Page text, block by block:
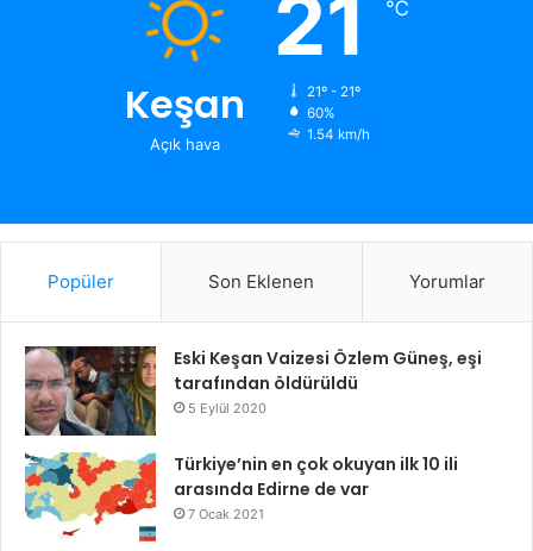
Keşan
Açık hava
21 ℃
21º - 21º
60%
1.54 km/h
Popüler Son Eklenen Yorumlar
Eski Keşan Vaizesi Özlem Güneş, eşi
tarafından öldürüldü
5 Eylül 2020
Türkiye’nin en çok okuyan ilk 10 ili
arasında Edirne de var
7 Ocak 2021